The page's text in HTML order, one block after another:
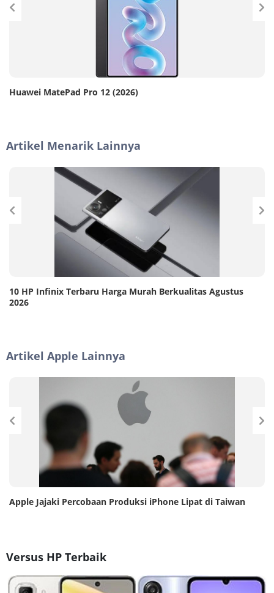
Huawei MatePad Pro 12 (2026)
Artikel Menarik Lainnya
10 HP Infinix Terbaru Harga Murah Berkualitas Agustus
2026
Artikel Apple Lainnya
Apple Jajaki Percobaan Produksi iPhone Lipat di Taiwan
Versus HP Terbaik